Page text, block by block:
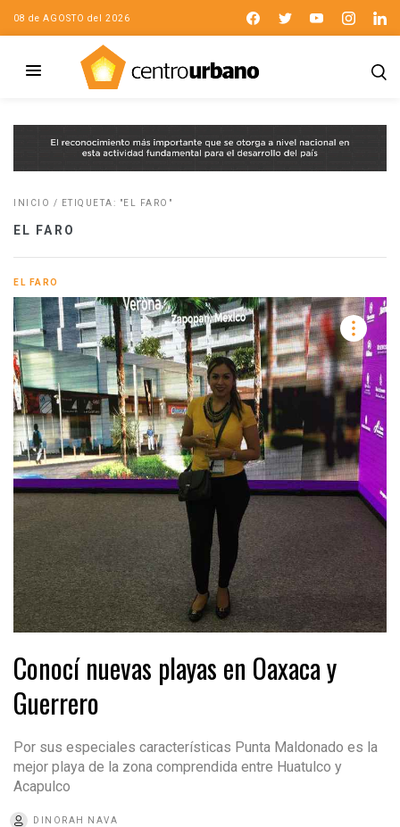
08 de AGOSTO del 2026
INICIO / ETIQUETA: "EL FARO"
EL FARO
EL FARO
Conocí nuevas playas en Oaxaca y
Guerrero
Por sus especiales características Punta Maldonado es la
mejor playa de la zona comprendida entre Huatulco y
Acapulco
DINORAH NAVA